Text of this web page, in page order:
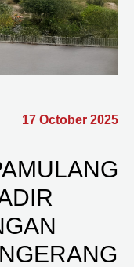
17 October 2025